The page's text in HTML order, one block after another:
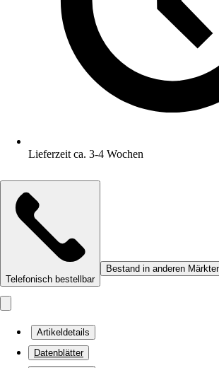
Lieferzeit ca. 3-4 Wochen
Telefonisch bestellbar
Bestand in anderen
Artikeldetails
Datenblätter